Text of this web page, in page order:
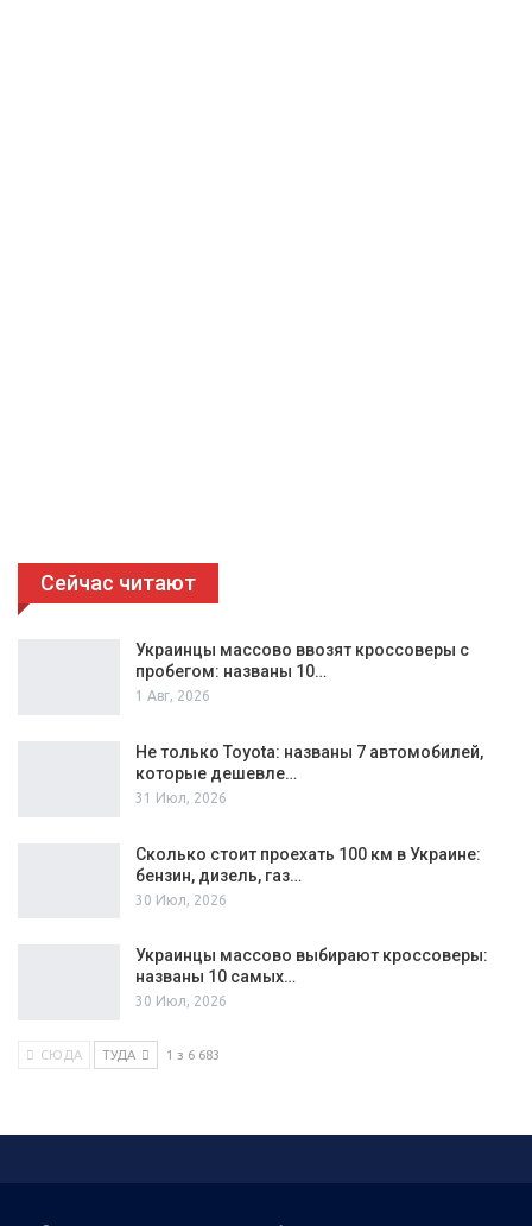
Сейчас читают
Украинцы массово ввозят кроссоверы с
пробегом: названы 10…
1 Авг, 2026
Не только Toyota: названы 7 автомобилей,
которые дешевле…
31 Июл, 2026
Сколько стоит проехать 100 км в Украине:
бензин, дизель, газ…
30 Июл, 2026
Украинцы массово выбирают кроссоверы:
названы 10 самых…
30 Июл, 2026
СЮДА ТУДА 1 з 6 683